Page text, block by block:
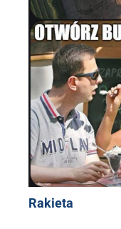
Rakieta